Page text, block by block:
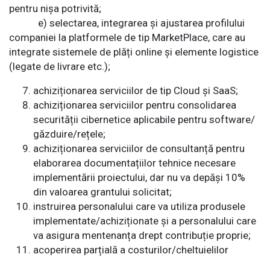
pentru nișa potrivită;
e) selectarea, integrarea și ajustarea profilului
companiei la platformele de tip MarketPlace, care au
integrate sistemele de plăți online și elemente logistice
(legate de livrare etc.);
achiziționarea serviciilor de tip Cloud și SaaS;
achiziționarea serviciilor pentru consolidarea
securității cibernetice aplicabile pentru software/
găzduire/rețele;
achiziționarea serviciilor de consultanță pentru
elaborarea documentațiilor tehnice necesare
implementării proiectului, dar nu va depăși 10%
din valoarea grantului solicitat;
instruirea personalului care va utiliza produsele
implementate/achiziționate și a personalului care
va asigura mentenanța drept contribuție proprie;
acoperirea parțială a costurilor/cheltuielilor